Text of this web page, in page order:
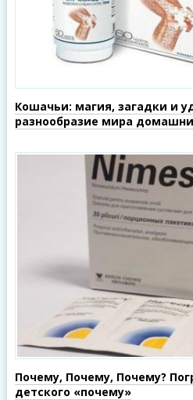
Кошачьи: магия, загадки и
разнообразие мира
Почему, Почему, Почему?
детского «почему»